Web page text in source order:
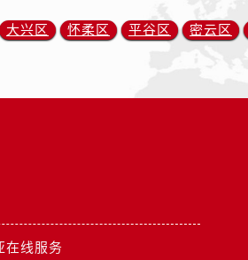
大兴区 怀柔区 平谷区 密云区
在线服务